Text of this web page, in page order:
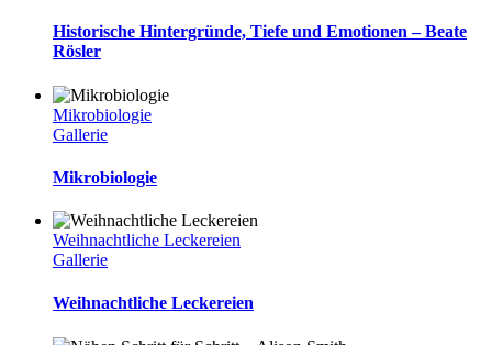
Historische Hintergründe, Tiefe und Emotionen – Beate
Rösler
Mikrobiologie
Gallerie
Mikrobiologie
Weihnachtliche Leckereien
Gallerie
Weihnachtliche Leckereien